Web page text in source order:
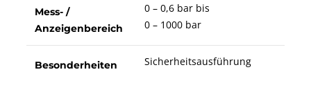
Mess- /
Anzeigenbereich
0 – 0,6 bar bis
0 – 1000 bar
Besonderheiten Sicherheitsausführung